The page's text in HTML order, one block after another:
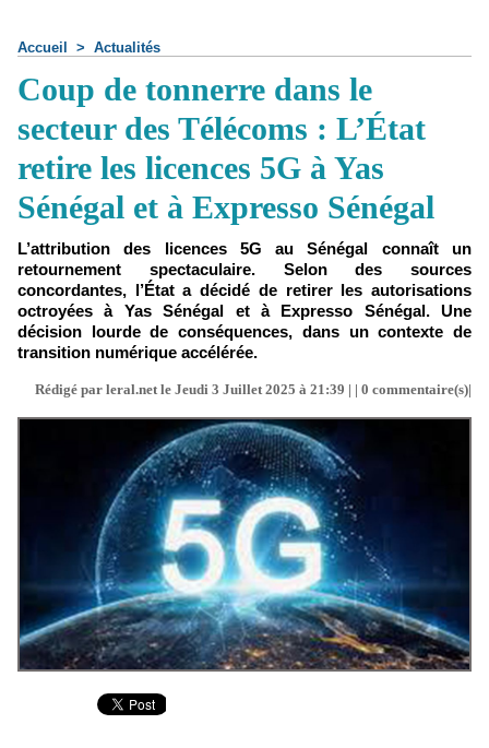
Accueil > Actualités
Coup de tonnerre dans le
secteur des Télécoms : L’État
retire les licences 5G à Yas
Sénégal et à Expresso Sénégal
L’attribution des licences 5G au Sénégal connaît un
retournement spectaculaire. Selon des sources
concordantes, l’État a décidé de retirer les autorisations
octroyées à Yas Sénégal et à Expresso Sénégal. Une
décision lourde de conséquences, dans un contexte de
transition numérique accélérée.
Rédigé par leral.net le Jeudi 3 Juillet 2025 à 21:39 | | 0 commentaire(s)|